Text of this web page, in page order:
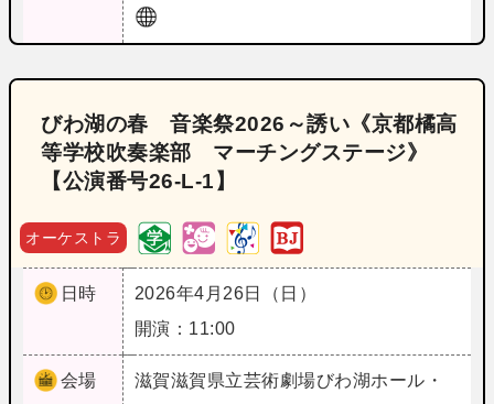
びわ湖の春 音楽祭2026～誘い《京都橘高
等学校吹奏楽部 マーチングステージ》
【公演番号26‐L‐1】
オーケストラ
日時
2026年4月26日（日）
開演：11:00
会場 滋賀滋賀県立芸術劇場びわ湖ホール・